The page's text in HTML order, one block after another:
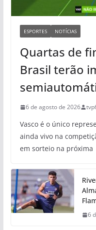
ESPORTES NOTÍCIAS
Quartas de
Brasil terão
6 de agosto de 2026
Vasco é o único
ainda vivo na
em sorteio na próxima
6